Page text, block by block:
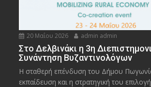
20 Μαΐου 2026 admin admin
Στο Δελβινάκι η 3η
Συνάντηση Βυζαντινολόγων
Η σταθερή επένδυση του Δήμου
εκπαίδευση και η στρατηγική του